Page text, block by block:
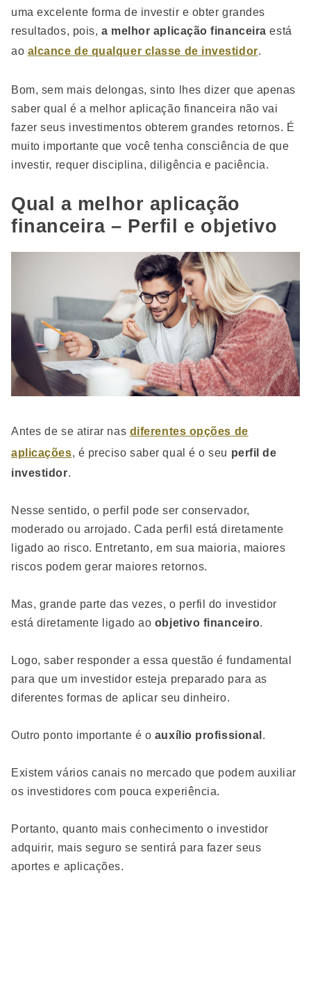
uma excelente forma de investir e obter grandes
resultados, pois, a melhor aplicação financeira está
ao alcance de qualquer classe de investidor.
Bom, sem mais delongas, sinto lhes dizer que apenas
saber qual é a melhor aplicação financeira não vai
fazer seus investimentos obterem grandes retornos. É
muito importante que você tenha consciência de que
investir, requer disciplina, diligência e paciência.
Qual a melhor aplicação
financeira – Perfil e objetivo
Antes de se atirar nas diferentes opções de
aplicações, é preciso saber qual é o seu perfil de
investidor.
Nesse sentido, o perfil pode ser conservador,
moderado ou arrojado. Cada perfil está diretamente
ligado ao risco. Entretanto, em sua maioria, maiores
riscos podem gerar maiores retornos.
Mas, grande parte das vezes, o perfil do investidor
está diretamente ligado ao objetivo financeiro.
Logo, saber responder a essa questão é fundamental
para que um investidor esteja preparado para as
diferentes formas de aplicar seu dinheiro.
Outro ponto importante é o auxílio profissional .
Existem vários canais no mercado que podem auxiliar
os investidores com pouca experiência.
Portanto, quanto mais conhecimento o investidor
adquirir, mais seguro se sentirá para fazer seus
aportes e aplicações.